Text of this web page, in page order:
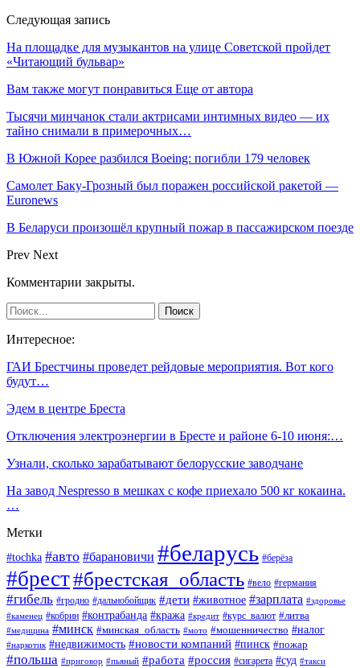
Следующая запись
На площадке для музыкантов на улице Советской пройдет
«Читающий бульвар»
Вам также могут понравиться Еще от автора
Тысячи минчанок стали актрисами интимных видео — их
тайно снимали в примерочных…
В Южной Корее разбился Boeing: погибли 179 человек
Самолет Баку-Грозный был поражен российской ракетой —
Euronews
В Беларуси произошёл крупный пожар в пассажирском поезде
Prev Next
Комментарии закрыты.
Интересное:
ГАИ Брестчины проведет рейдовые мероприятия. Вот кого
будут…
Эдем в центре Бреста
Отключения электроэнергии в Бресте и районе 6-10 июня:…
Узнали, сколько зарабатывают белорусские заводчане
На завод Nespresso в мешках с кофе приехало 500 кг кокаина.
…
Метки
#tochka #авто #барановичи #беларусь #берёза
#брест#брестская_область #вело #германия
#гибель #гродно #дальнобойщик #дети #животное #зарплата #здоровье
#каменец #кобрин #контрабанда #кража #кредит #курс_валют #литва
#медицина #минск #минская_область #мото #мошенничество #налог
#наркотик #недвижимость #новости компаний #пинск #пожар
#польша #приговор #пьяный #работа #россия #сигарета #суд #такси